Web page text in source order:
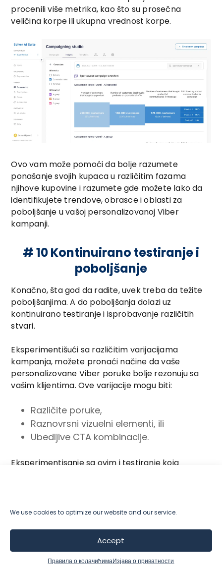
We use cookies to optimize our website and our service.
Accept
Правила о колачићимаИзјава о приватности
procenili više metrika, kao što su prosečna
veličina korpe ili ukupna vrednost korpe.
Ovo vam može pomoći da bolje razumete
ponašanje svojih kupaca u različitim fazama
njihove kupovine i razumete gde možete lako da
identifikujete trendove, obrasce i oblasti za
poboljšanje u vašoj personalizovanoj Viber
kampanji.
# 10 Kontinuirano testiranje i
poboljšanje
Konačno, šta god da radite, uvek treba da težite
poboljšanjima. A do poboljšanja dolazi uz
kontinuirano testiranje i isprobavanje različitih
stvari.
Eksperimentišući sa različitim varijacijama
kampanja, možete pronaći načine da vaše
personalizovane Viber poruke bolje rezonuju sa
vašim klijentima. Ove varijacije mogu biti:
Različite poruke,
Raznovrsni vizuelni elementi, ili
Ubedljive CTA kombinacije.
Eksperimentisanje sa ovim i testiranje koja
smislite privlačnije kombinacije i primenite
uspešne strategije.